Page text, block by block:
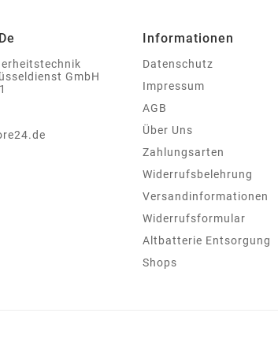
GmbH
Informationen
Datenschutz
Impressum
AGB
Über Uns
Zahlungsarten
Widerrufsbelehrung
Versandinformationen
Widerrufsformular
Altbatterie Entsorgung
Shops